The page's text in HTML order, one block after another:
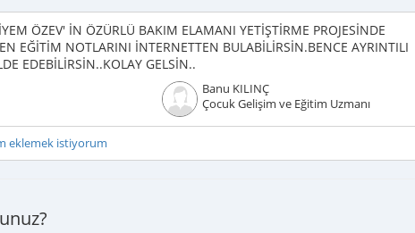
ÖZEV' İN ÖZÜRLÜ BAKIM ELAMANI YETİŞTİRME PROJESİNDE
EĞİTİM NOTLARINI İNTERNETTEN BULABİLİRSİN.BENCE AYRINTILI
EDEBİLİRSİN..KOLAY GELSİN..
Banu KILINÇ
Çocuk Gelişim ve Eğitim Uzmanı
eklemek istiyorum